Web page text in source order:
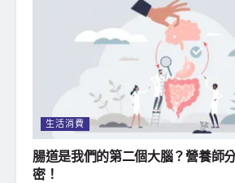
生活消費
腸道是我們的第二個大腦？營養師
密！